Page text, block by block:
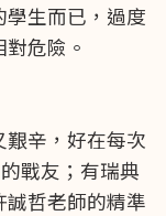
生而已，過度
危險。
辛，好在每次
戰友；有瑞典
哲老師的精準